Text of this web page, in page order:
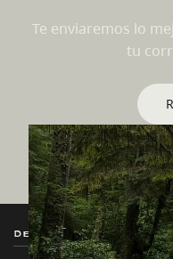
Te enviaremos lo
tu
Destination BC